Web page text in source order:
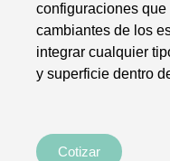
configuraciones
cambiantes de los
integrar cualquier
y superficie dentro
Cotizar